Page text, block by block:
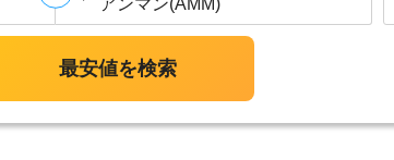
最安値を検索